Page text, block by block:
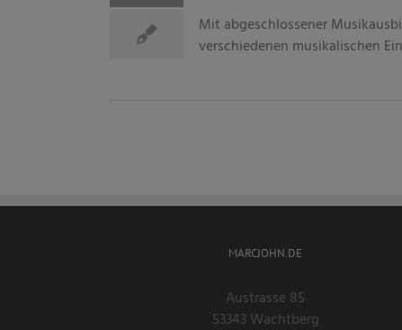
Mit abgeschlossener
verschiedenen musikalischen
MARCJOHN.DE
Austrasse 85
53343 Wachtberg